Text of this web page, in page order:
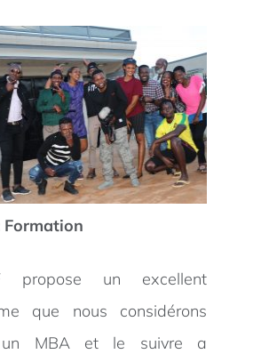
Formation
propose un excellent
que nous considérons
un MBA et le suivre a